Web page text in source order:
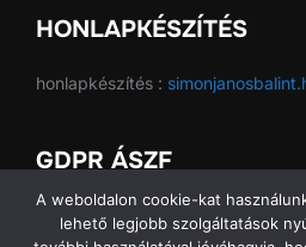
HONLAPKÉSZÍTÉS
honlapkészítés :
GDPR ÁSZF
GDPR ÁSZF
A weboldalon cookie-kat
lehető legjobb szolgáltatások